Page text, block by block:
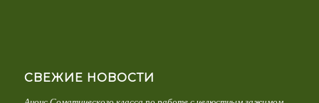
СВЕЖИЕ НОВОСТИ